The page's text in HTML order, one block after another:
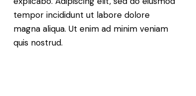
tempor incididunt ut labore dolore
magna aliqua. Ut enim ad minim veniam
quis nostrud.